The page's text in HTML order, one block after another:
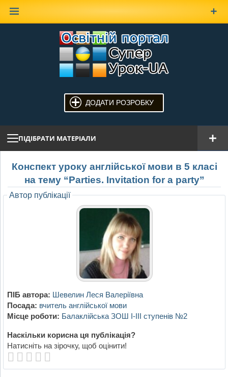
ДОДАТИ РОЗРОБКУ
ПІДІБРАТИ МАТЕРІАЛИ
Конспект уроку англійської мови в 5 класі
на тему “Parties. Invitation for a party”
Автор публікації
ПІБ автора: Шевелин Леся Валеріївна
Посада: вчитель англійської мови
Місце роботи: Балаклійська ЗОШ І-ІІІ ступенів №2
Наскільки корисна ця публікація?
Натисніть на зірочку, щоб оцінити!